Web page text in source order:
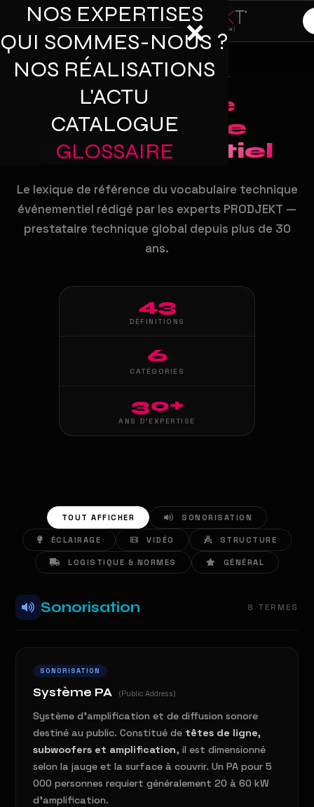
×
NOS EXPERTISES
QUI SOMMES-NOUS ?
NOS RÉALISATIONS
L'ACTU
CATALOGUE
GLOSSAIRE
LEXIQUE PROFESSIONNEL
Glossaire
Technique
Événementiel
Le lexique de référence du vocabulaire technique
événementiel rédigé par les experts PRODJEKT —
prestataire technique global depuis plus de 30
ans.
43
DÉFINITIONS
6
CATÉGORIES
30+
ANS D'EXPERTISE
TOUT AFFICHER SONORISATION
ÉCLAIRAGE VIDÉO STRUCTURE
LOGISTIQUE & NORMES GÉNÉRAL
Sonorisation 8 TERMES
SONORISATION
Système PA (Public Address)
Système d'amplification et de diffusion sonore
destiné au public. Constitué de têtes de ligne,
subwoofers et amplification, il est dimensionné
selon la jauge et la surface à couvrir. Un PA pour 5
000 personnes requiert généralement 20 à 60 kW
d'amplification.